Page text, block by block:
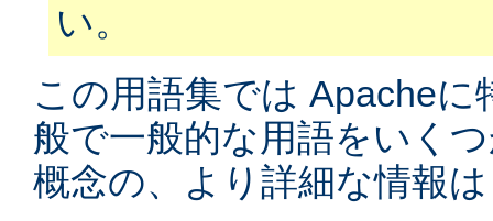
い。
この用語集では Apache
般で一般的な用語をいく
概念の、より詳細な情報